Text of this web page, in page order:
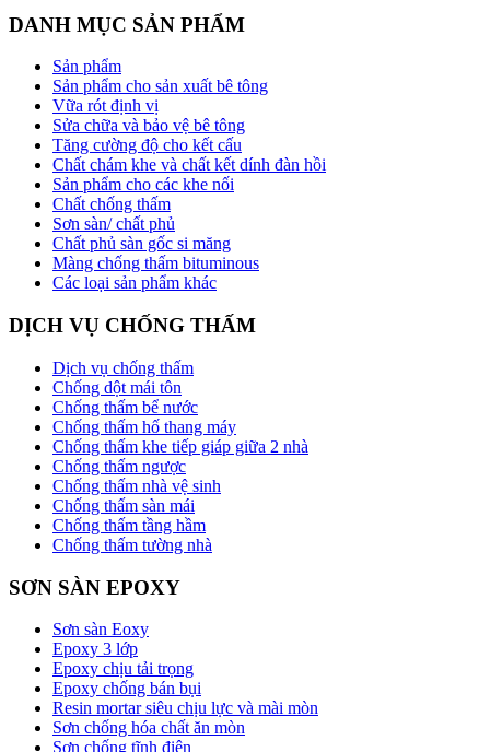
DANH MỤC SẢN PHẨM
Sản phẩm
Sản phẩm cho sản xuất bê tông
Vữa rót định vị
Sửa chữa và bảo vệ bê tông
Tăng cường độ cho kết cấu
Chất chám khe và chất kết dính đàn hồi
Sản phẩm cho các khe nối
Chất chống thấm
Sơn sàn/ chất phủ
Chất phủ sàn gốc si măng
Màng chống thấm bituminous
Các loại sản phẩm khác
DỊCH VỤ CHỐNG THẤM
Dịch vụ chống thấm
Chống dột mái tôn
Chống thấm bể nước
Chống thấm hố thang máy
Chống thấm khe tiếp giáp giữa 2 nhà
Chống thấm ngược
Chống thấm nhà vệ sinh
Chống thấm sàn mái
Chống thấm tầng hầm
Chống thấm tường nhà
SƠN SÀN EPOXY
Sơn sàn Eoxy
Epoxy 3 lớp
Epoxy chịu tải trọng
Epoxy chống bán bụi
Resin mortar siêu chịu lực và mài mòn
Sơn chống hóa chất ăn mòn
Sơn chống tĩnh điện